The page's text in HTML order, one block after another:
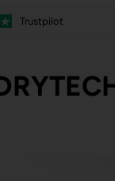
Trustpilot